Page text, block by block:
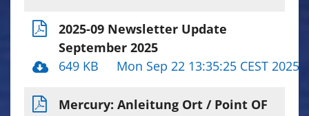
2025-09 Newsletter Update
September 2025
649 KB
Mon Sep 22 13:35:25 CEST 2025
Mercury: Anleitung Ort / Point OF